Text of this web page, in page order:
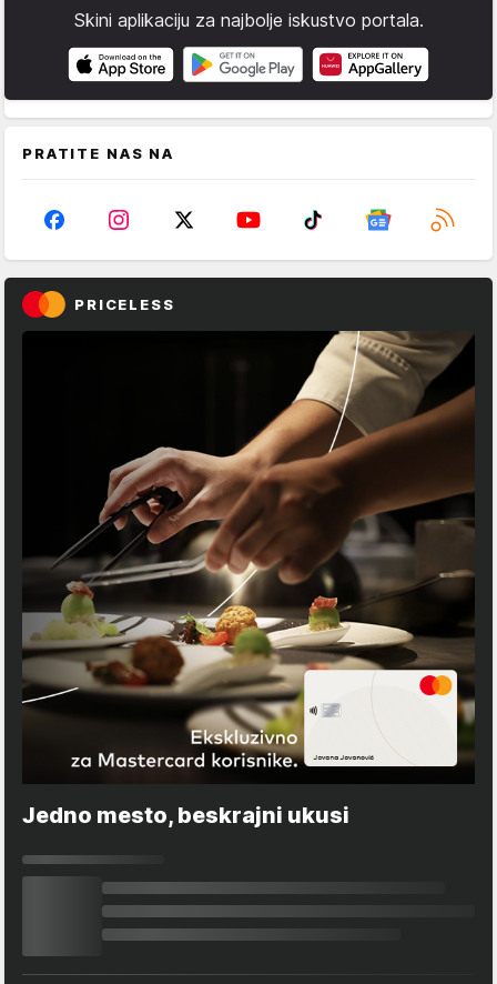
Skini aplikaciju za najbolje iskustvo portala.
PRATITE NAS NA
PRICELESS
Jedno mesto, beskrajni ukusi